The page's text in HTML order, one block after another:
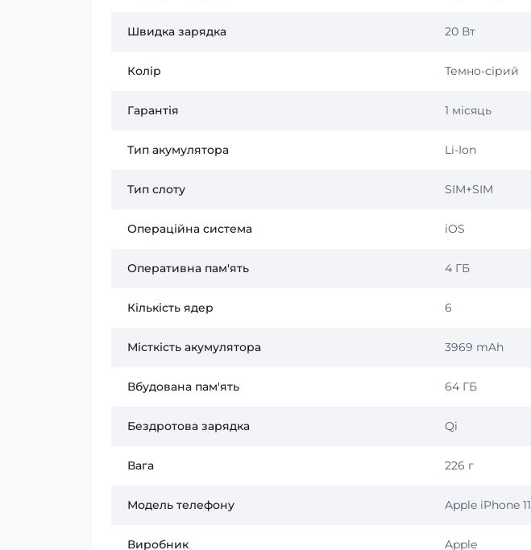
Швидка зарядка 20 Вт
Колір Темно-сірий
Гарантія 1 місяць
Тип акумулятора Li-Ion
Тип слоту SIM+SIM
Операційна система iOS
Оперативна пам'ять 4 ГБ
Кількість ядер 6
Місткість акумулятора 3969 mAh
Вбудована пам'ять 64 ГБ
Бездротова зарядка Qi
Вага 226 г
Модель телефону Apple iPhone
Виробник Apple